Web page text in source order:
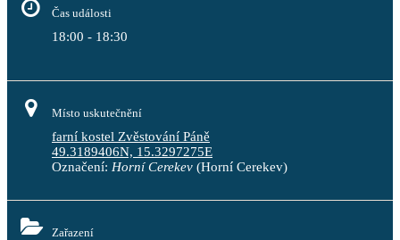
Čas události
18:00 - 18:30
Místo uskutečnění
farní kostel Zvěstování Páně
49.3189406N, 15.3297275E
Označení: Horní Cerekev (Horní Cerekev)
Zařazení